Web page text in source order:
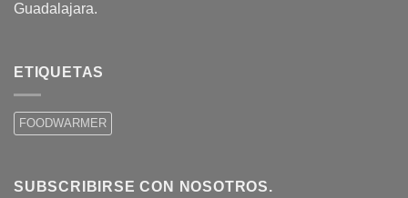
Guadalajara.
ETIQUETAS
FOODWARMER
SUBSCRIBIRSE CON NOSOTROS.